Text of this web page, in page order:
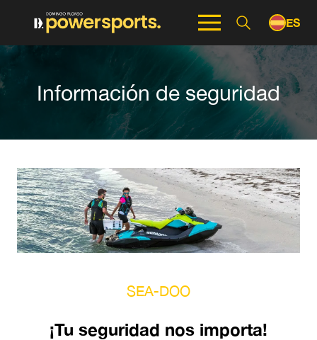
ES
EN
Información de seguridad
SEA-DOO
¡Tu seguridad nos importa!